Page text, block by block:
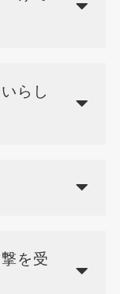
らし
を受